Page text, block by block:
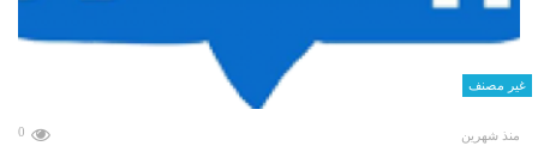
غير مصنف
منذ شهرين 0